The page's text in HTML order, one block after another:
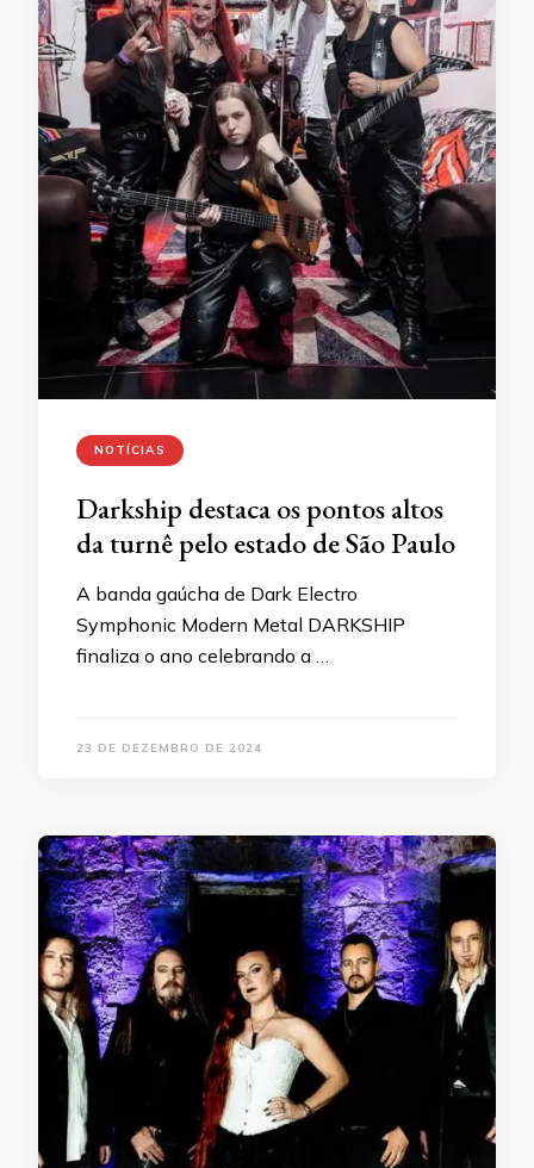
NOTÍCIAS
Darkship destaca os pontos altos
da turnê pelo estado de São Paulo
A banda gaúcha de Dark Electro
Symphonic Modern Metal DARKSHIP
finaliza o ano celebrando a …
23 DE DEZEMBRO DE 2024